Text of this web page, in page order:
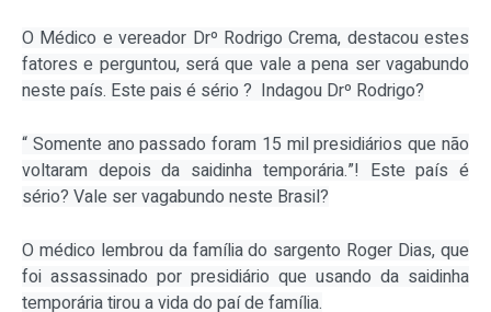
O Médico e vereador Drº Rodrigo Crema, destacou estes
fatores e perguntou, será que vale a pena ser vagabundo
neste país. Este pais é sério ? Indagou Drº Rodrigo?
“ Somente ano passado foram 15 mil presidiários que não
voltaram depois da saidinha temporária.”! Este país é
sério? Vale ser vagabundo neste Brasil?
O médico lembrou da família do sargento Roger Dias, que
foi assassinado por presidiário que usando da saidinha
temporária tirou a vida do paí de família.